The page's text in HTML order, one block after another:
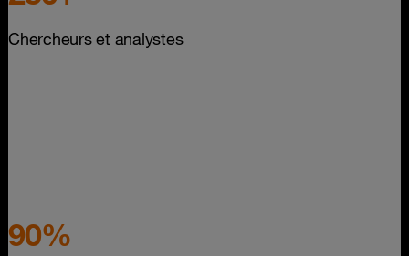
Chercheurs et analystes
90%